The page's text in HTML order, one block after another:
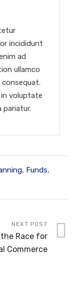
incididunt
ad
ullamco
consequat.
in voluptate
pariatur.
, Funds,
NEXT POST
Race for
Commerce